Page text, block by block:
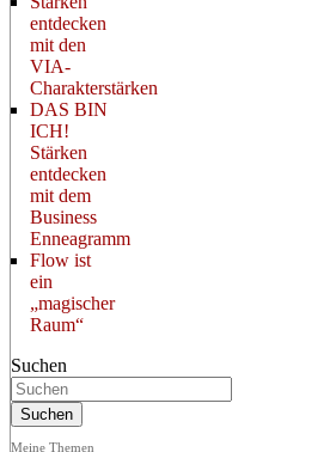
entdecken
mit den
VIA-
Charakterstärken
DAS BIN
ICH!
Stärken
entdecken
mit dem
Business
Enneagramm
Flow ist
ein
„magischer
Raum“
Suchen
Meine Themen